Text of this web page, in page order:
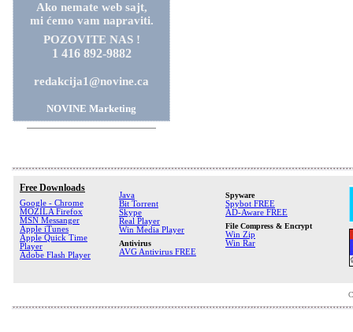
Ako nemate web sajt,
mi ćemo vam napraviti.
POZOVITE NAS !
1 416 892-9882
redakcija1@novine.ca
NOVINE Marketing
Free Downloads
Google - Chrome
MOZILA Firefox
MSN Messanger
Apple iTunes
Apple Quick Time
Player
Adobe Flash Player
Java
Bit Torrent
Skype
Real Player
Win Media Player
Antivirus
AVG Antivirus FREE
Spyware
Spybot FREE
AD-Aware FREE
File Compress & Encrypt
Win Zip
Win Rar